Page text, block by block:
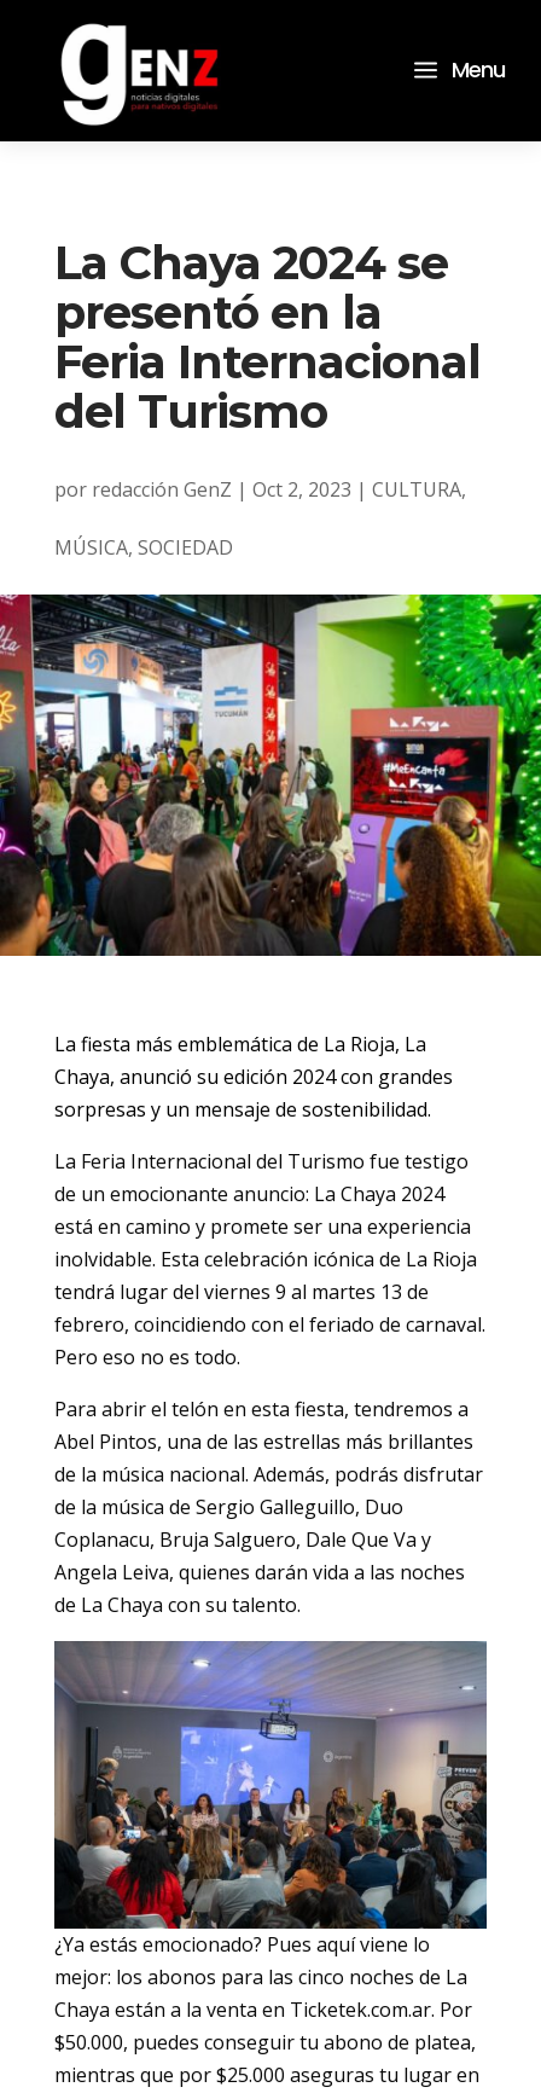
a Menu
La Chaya 2024 se
presentó en la
Feria Internacional
del Turismo
por redacción GenZ | Oct 2, 2023 | CULTURA,
MÚSICA, SOCIEDAD
La fiesta más emblemática de La Rioja, La
Chaya, anunció su edición 2024 con grandes
sorpresas y un mensaje de sostenibilidad.
La Feria Internacional del Turismo fue testigo
de un emocionante anuncio: La Chaya 2024
está en camino y promete ser una experiencia
inolvidable. Esta celebración icónica de La Rioja
tendrá lugar del viernes 9 al martes 13 de
febrero, coincidiendo con el feriado de carnaval.
Pero eso no es todo.
Para abrir el telón en esta fiesta, tendremos a
Abel Pintos, una de las estrellas más brillantes
de la música nacional. Además, podrás disfrutar
de la música de Sergio Galleguillo, Duo
Coplanacu, Bruja Salguero, Dale Que Va y
Angela Leiva, quienes darán vida a las noches
de La Chaya con su talento.
¿Ya estás emocionado? Pues aquí viene lo
mejor: los abonos para las cinco noches de La
Chaya están a la venta en Ticketek.com.ar. Por
$50.000, puedes conseguir tu abono de platea,
mientras que por $25.000 aseguras tu lugar en